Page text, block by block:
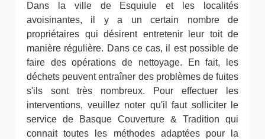
Dans la ville de Esquiule et les localités
avoisinantes, il y a un certain nombre de
propriétaires qui désirent entretenir leur toit de
manière régulière. Dans ce cas, il est possible de
faire des opérations de nettoyage. En fait, les
déchets peuvent entraîner des problèmes de fuites
s'ils sont très nombreux. Pour effectuer les
interventions, veuillez noter qu'il faut solliciter le
service de Basque Couverture & Tradition qui
connait toutes les méthodes adaptées pour la